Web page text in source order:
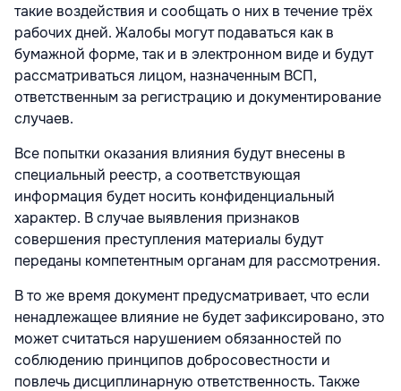
такие воздействия и сообщать о них в течение трёх
рабочих дней. Жалобы могут подаваться как в
бумажной форме, так и в электронном виде и будут
рассматриваться лицом, назначенным ВСП,
ответственным за регистрацию и документирование
случаев.
Все попытки оказания влияния будут внесены в
специальный реестр, а соответствующая
информация будет носить конфиденциальный
характер. В случае выявления признаков
совершения преступления материалы будут
переданы компетентным органам для рассмотрения.
В то же время документ предусматривает, что если
ненадлежащее влияние не будет зафиксировано, это
может считаться нарушением обязанностей по
соблюдению принципов добросовестности и
повлечь дисциплинарную ответственность. Также